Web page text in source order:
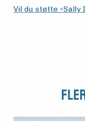
Vil du støtte «Sally